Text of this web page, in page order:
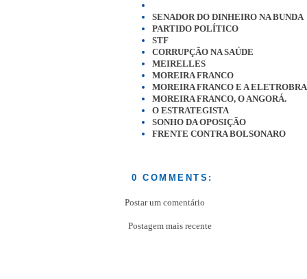
SENADOR DO DINHEIRO NA BUNDA
PARTIDO POLÍTICO
STF
CORRUPÇÃO NA SAÚDE
MEIRELLES
MOREIRA FRANCO
MOREIRA FRANCO E A
MOREIRA FRANCO, O ANGORÁ.
O ESTRATEGISTA
SONHO DA OPOSIÇÃO
FRENTE CONTRA BOLSONARO
0 COMMENTS:
Postar um comentário
Postagem mais recente